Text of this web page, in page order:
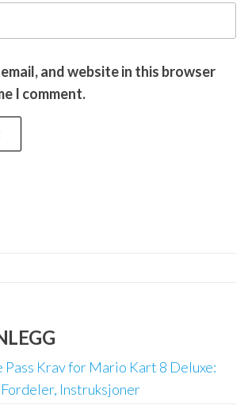
email, and website in this browser
I comment.
Pass Krav for Mario Kart 8 Deluxe:
Instruksjoner